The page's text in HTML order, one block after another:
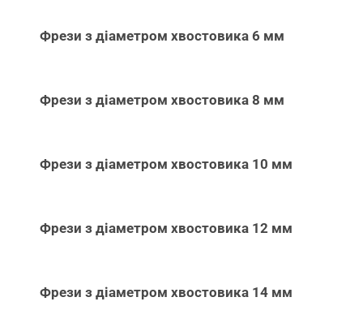
Фрези з діаметром хвостовика 6 мм
Фрези з діаметром хвостовика 8 мм
Фрези з діаметром хвостовика 10 мм
Фрези з діаметром хвостовика 12 мм
Фрези з діаметром хвостовика 14 мм